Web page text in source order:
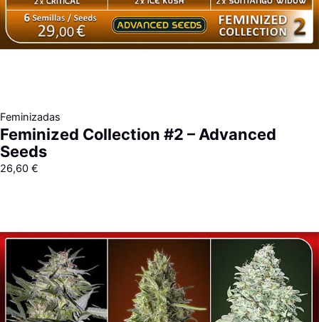
Feminizadas
Feminized Collection #2 – Advanced
Seeds
26,60 €